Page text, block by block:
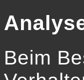
Beim